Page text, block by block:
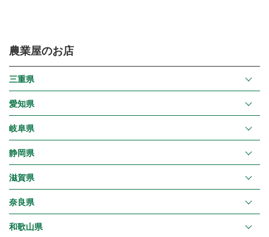
農業屋のお店
三重県
愛知県
岐阜県
静岡県
滋賀県
奈良県
和歌山県